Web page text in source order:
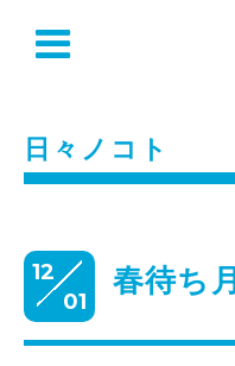
日々ノコト
12
01
春待ち月